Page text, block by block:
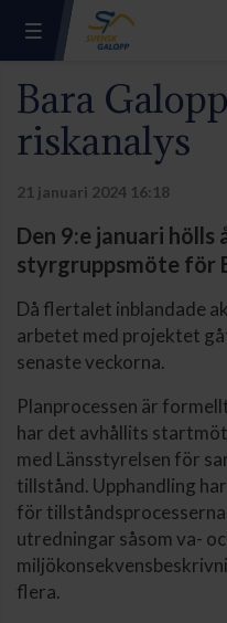
Bara
riskanalys
21 januari 2024 16:18
Den 9:e januari
styrgruppsmöte för
Då flertalet inblandade
arbetet med projektet
senaste veckorna.
Planprocessen är
har det avhållits
med Länsstyrelsen för
tillstånd. Upphandling
för
utredningar såsom va-
flera.